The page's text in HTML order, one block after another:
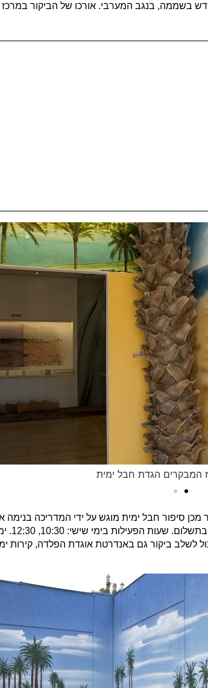
בשממה, בנגב המערבי. אורכו של הביקור
סיפור חבל ימית מוגש על ידי המדריכה בנימה
לשלב ביקור גם באנדרטת אוגדת הפלדה, קירות